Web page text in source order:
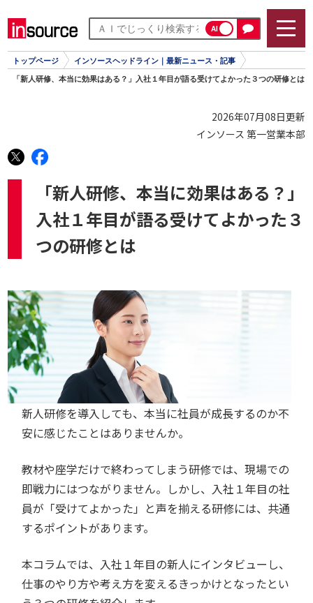
AI
トップページ インソースヘッドライン｜最新ニュース・記事
「新人研修、本当に効果はある？」入社１年目が語る受けてよかった３つの研修とは
2026年07月08日更新
インソース 第一営業本部
「新人研修、本当に効果はある？」
入社１年目が語る受けてよかった３
つの研修とは
新人研修を導入しても、本当に社員が成長するのか不
安に感じたことはありませんか。
教材や座学だけで終わってしまう研修では、現場での
即戦力にはつながりません。しかし、入社１年目の社
員が「受けてよかった」と声を揃える研修には、共通
するポイントがあります。
本コラムでは、入社１年目の新人にインタビューし、
仕事のやり方や考え方を変えるきっかけとなったとい